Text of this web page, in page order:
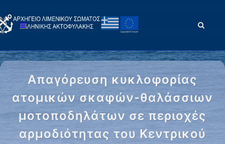
Απαγόρευση κυκλοφορίας
ατομικών σκαφών-θαλάσσιων
μοτοποδηλάτων σε περιοχές
αρμοδιότητας του Κεντρικού